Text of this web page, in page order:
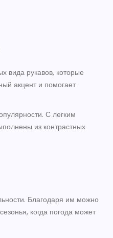
вида рукавов, которые
акцент и помогает
С легким
из контрастных
Благодаря им можно
когда погода может